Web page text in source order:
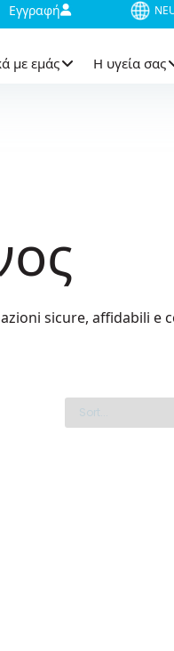
Εγγραφή
με εμάς Η υγεία σας
sicure, affidabili e